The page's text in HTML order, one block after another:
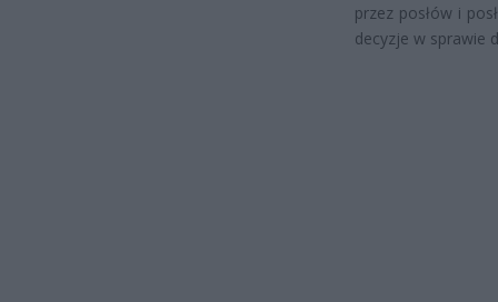
przez posłów i
decyzje w sprawie